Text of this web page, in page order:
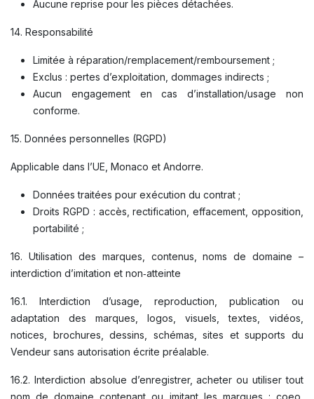
Aucune reprise pour les pièces détachées.
14. Responsabilité
Limitée à réparation/remplacement/remboursement ;
Exclus : pertes d’exploitation, dommages indirects ;
Aucun engagement en cas d’installation/usage non
conforme.
15. Données personnelles (RGPD)
Applicable dans l’UE, Monaco et Andorre.
Données traitées pour exécution du contrat ;
Droits RGPD : accès, rectification, effacement, opposition,
portabilité ;
16. Utilisation des marques, contenus, noms de domaine –
interdiction d’imitation et non‑atteinte
16.1. Interdiction d’usage, reproduction, publication ou
adaptation des marques, logos, visuels, textes, vidéos,
notices, brochures, dessins, schémas, sites et supports du
Vendeur sans autorisation écrite préalable.
16.2. Interdiction absolue d’enregistrer, acheter ou utiliser tout
nom de domaine contenant ou imitant les marques : coeo,